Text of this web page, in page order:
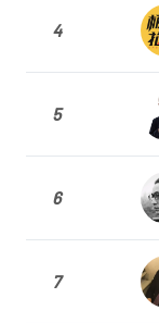
4
5
6
7